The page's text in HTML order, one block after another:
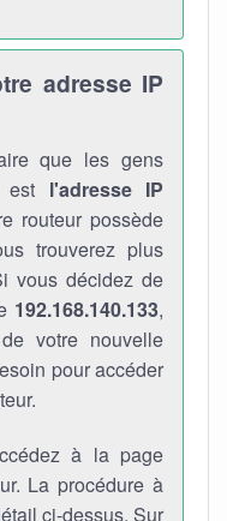
adresse IP
que les gens
est l'adresse IP
routeur possède
trouverez plus
vous décidez de
192.168.140.133,
votre nouvelle
pour accéder
à la page
La procédure à
ci-dessus. Sur